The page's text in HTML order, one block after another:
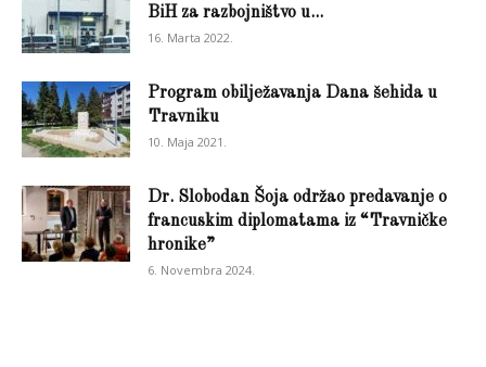
BiH za razbojništvo u...
16. Marta 2022.
Program obilježavanja Dana šehida u
Travniku
10. Maja 2021.
Dr. Slobodan Šoja održao predavanje o
francuskim diplomatama iz “Travničke
hronike”
6. Novembra 2024.